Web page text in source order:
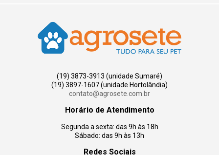
(19) 3873-3913 (unidade Sumaré)
(19) 3897-1607 (unidade Hortolândia)
contato@agrosete.com.br
Horário de Atendimento
Segunda a sexta: das 9h às 18h
Sábado: das 9h às 13h
Redes Sociais